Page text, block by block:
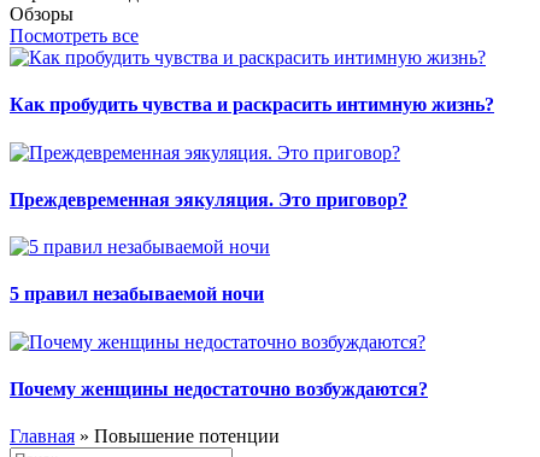
Обзоры
Посмотреть все
Как пробудить чувства и раскрасить интимную жизнь?
Преждевременная эякуляция. Это приговор?
5 правил незабываемой ночи
Почему женщины недостаточно возбуждаются?
Главная » Повышение потенции